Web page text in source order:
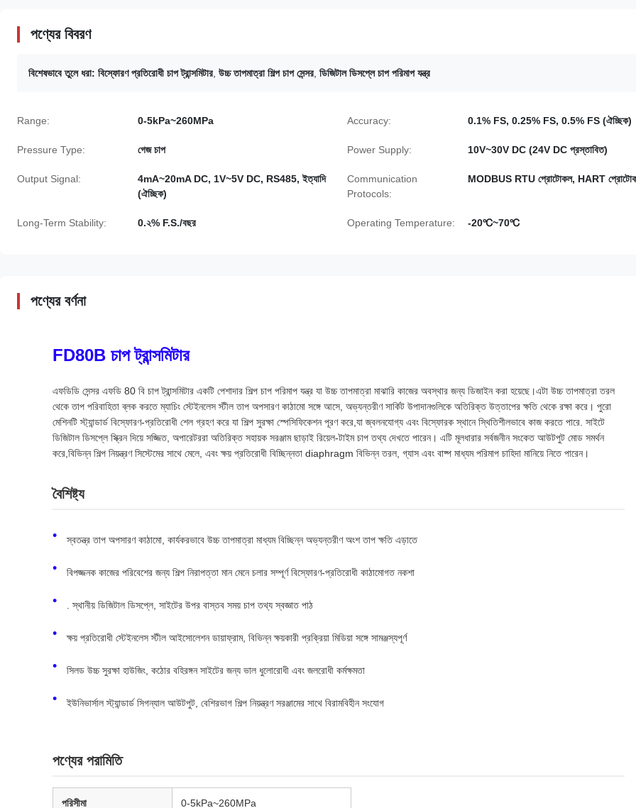
পণ্যের বিবরণ
বিশেষভাবে তুলে ধরা: বিস্ফোরণ প্রতিরোধী চাপ ট্রান্সমিটার, উচ্চ তাপমাত্রা শিল্প চাপ সেন্সর, ডিজিটাল ডিসপ্লে চাপ পরিমাপ যন্ত্র
Range: 0-5kPa~260MPa Accuracy: 0.1% FS, 0.25% FS, 0.5% FS (ঐচ্ছিক)
Pressure Type: গেজ চাপ Power Supply: 10V~30V DC (24V DC প্রস্তাবিত)
Output Signal:
4mA~20mA DC, 1V~5V DC, RS485, ইত্যাদি
(ঐচ্ছিক)
Communication
Protocols:
MODBUS RTU প্রোটোকল, HART
Long-Term Stability: 0.২% F.S./বছর Operating Temperature: -20℃~70℃
পণ্যের বর্ণনা
FD80B চাপ ট্রান্সমিটার
এফডিডি সেন্সর এফডি 80 বি চাপ ট্রান্সমিটার একটি পেশাদার শিল্প চাপ পরিমাপ যন্ত্র যা উচ্চ তাপমাত্রা মাঝারি কাজের অবস্থার জন্য ডিজাইন করা হয়েছে।এটা উচ্চ তাপমাত্রা তরল
থেকে তাপ পরিবাহিতা ব্লক করতে ম্যাচিং স্টেইনলেস স্টীল তাপ অপসারণ কাঠামো সঙ্গে আসে, অভ্যন্তরীণ সার্কিট উপাদানগুলিকে অতিরিক্ত উত্তাপের ক্ষতি থেকে রক্ষা করে। পুরো
মেশিনটি স্ট্যান্ডার্ড বিস্ফোরণ-প্রতিরোধী শেল গ্রহণ করে যা শিল্প সুরক্ষা স্পেসিফিকেশন পূরণ করে,যা জ্বলনযোগ্য এবং বিস্ফোরক স্থানে স্থিতিশীলভাবে কাজ করতে পারে. সাইটে
ডিজিটাল ডিসপ্লে স্ক্রিন দিয়ে সজ্জিত, অপারেটররা অতিরিক্ত সহায়ক সরঞ্জাম ছাড়াই রিয়েল-টাইম চাপ তথ্য দেখতে পারেন। এটি মূলধারার সর্বজনীন সংকেত আউটপুট মোড সমর্থন
করে,বিভিন্ন শিল্প নিয়ন্ত্রণ সিস্টেমের সাথে মেলে, এবং ক্ষয় প্রতিরোধী বিচ্ছিন্নতা diaphragm বিভিন্ন তরল, গ্যাস এবং বাষ্প মাধ্যম পরিমাপ চাহিদা মানিয়ে নিতে পারেন।
বৈশিষ্ট্য
স্বতন্ত্র তাপ অপসারণ কাঠামো, কার্যকরভাবে উচ্চ তাপমাত্রা মাধ্যম বিচ্ছিন্ন অভ্যন্তরীণ অংশ তাপ ক্ষতি এড়াতে
বিপজ্জনক কাজের পরিবেশের জন্য শিল্প নিরাপত্তা মান মেনে চলার সম্পূর্ণ বিস্ফোরণ-প্রতিরোধী কাঠামোগত নকশা
. স্থানীয় ডিজিটাল ডিসপ্লে, সাইটের উপর বাস্তব সময় চাপ তথ্য স্বজ্ঞাত পাঠ
ক্ষয় প্রতিরোধী স্টেইনলেস স্টীল আইসোলেশন ডায়াফ্রাম, বিভিন্ন ক্ষয়কারী প্রক্রিয়া মিডিয়া সঙ্গে সামঞ্জস্যপূর্ণ
সিলড উচ্চ সুরক্ষা হাউজিং, কঠোর বহিরঙ্গন সাইটের জন্য ভাল ধুলোরোধী এবং জলরোধী কর্মক্ষমতা
ইউনিভার্সাল স্ট্যান্ডার্ড সিগন্যাল আউটপুট, বেশিরভাগ শিল্প নিয়ন্ত্রণ সরঞ্জামের সাথে বিরামবিহীন সংযোগ
পণ্যের পরামিতি
পরিসীমা 0-5kPa~260MPa